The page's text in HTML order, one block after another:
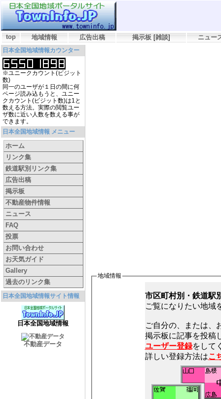
top 地域情報 広告出稿 掲示板 [雑談] ニュー
日本全国地域情報カウンター
※ユニークカウント(ビジット
数)
同一のユーザが１日の間に何
ページ読み込もうと、ユニー
クカウント(ビジット数)は1と
数える方法。実際の閲覧ユー
ザ数に近い人数を数える事が
できます。
日本全国地域情報 メニュー
ホーム
リンク集
鉄道駅別リンク集
広告出稿
掲示板
不動産物件情報
ニュース
FAQ
投票
お問い合わせ
お天気ガイド
Gallery
過去のリンク集
日本全国地域情報サイト情報
日本全国地域情報
不動産データ
地域情報
市区町村別・鉄道駅
ご覧になりたい地域
ご自分の、または、
ユーザー登録をして
詳しい登録方法はこ